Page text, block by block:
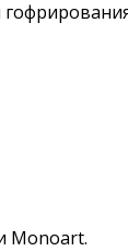
Monoart.